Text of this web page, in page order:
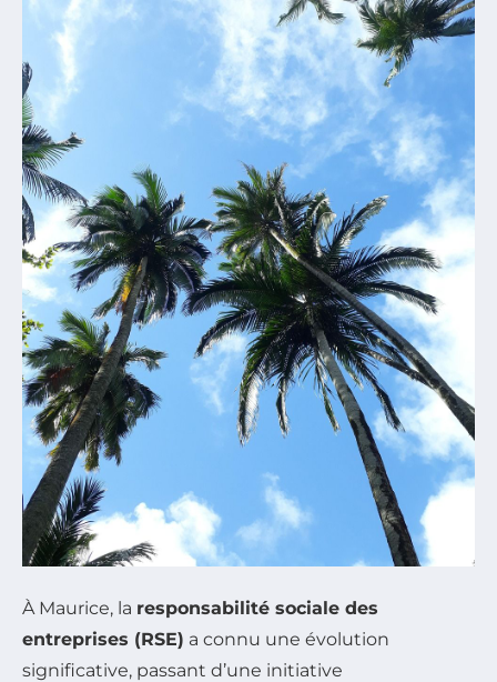
À Maurice, la responsabilité sociale des
entreprises (RSE) a connu une évolution
significative, passant d’une initiative